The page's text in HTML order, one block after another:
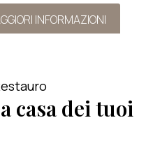
INFORMAZIONI
casa dei tuoi